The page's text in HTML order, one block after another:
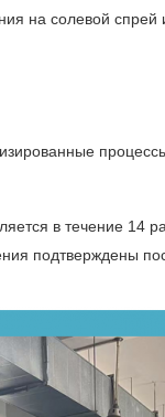
на солевой спрей
в течение 14
подтверждены